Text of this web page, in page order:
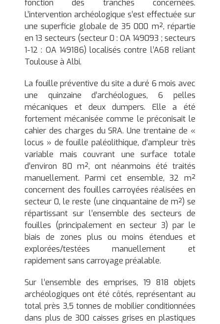
fonction des tranches concernées.
L’intervention archéologique s’est effectuée sur
une superficie globale de 35 000 m², répartie
en 13 secteurs (secteur 0 : OA 149093 ; secteurs
1-12 : OA 149186) localisés contre l’A68 reliant
Toulouse à Albi.
La fouille préventive du site a duré 6 mois avec
une quinzaine d’archéologues, 6 pelles
mécaniques et deux dumpers. Elle a été
fortement mécanisée comme le préconisait le
cahier des charges du SRA. Une trentaine de «
locus » de fouille paléolithique, d’ampleur très
variable mais couvrant une surface totale
d’environ 80 m², ont néanmoins été traités
manuellement. Parmi cet ensemble, 32 m²
concernent des fouilles carroyées réalisées en
secteur 0, le reste (une cinquantaine de m²) se
répartissant sur l’ensemble des secteurs de
fouilles (principalement en secteur 3) par le
biais de zones plus ou moins étendues et
explorées/testées manuellement et
rapidement sans carroyage préalable.
Sur l’ensemble des emprises, 19 818 objets
archéologiques ont été côtés, représentant au
total près 3,5 tonnes de mobilier conditionnées
dans plus de 300 caisses grises en plastiques